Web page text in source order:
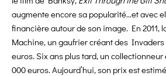
augmente encore sa popularité…et avec
financière autour de son image. En 2011,
Machine, un gaufrier créant des
euros. Six ans plus tard, un
000 euros. Aujourd’hui, son prix est